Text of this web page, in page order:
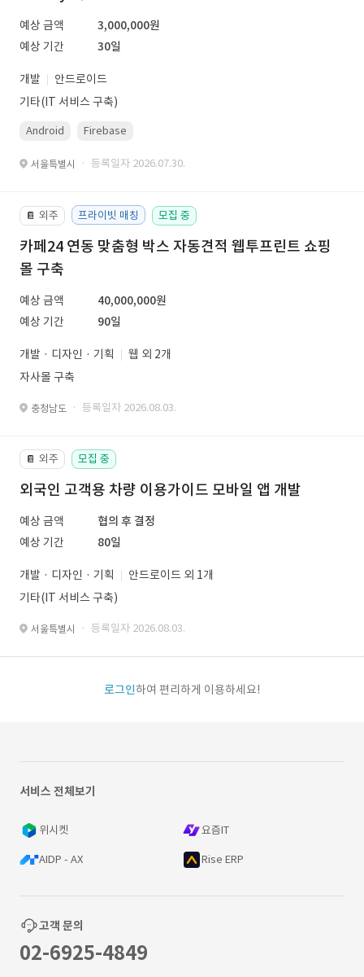
예상 금액
3,000,000원
예상 기간
30일
개발
안드로이드
기타(IT 서비스 구축)
Android Firebase
서울특별시 · 등록일자 2026.07.30.
📔 외주 프라이빗 매칭 모집 중
카페24 연동 맞춤형 박스 자동견적 웹투프린트 쇼핑
몰 구축
예상 금액
40,000,000원
예상 기간
90일
개발 · 디자인 · 기획
웹 외 2개
자사몰 구축
충청남도 · 등록일자 2026.08.03.
📔 외주 모집 중
외국인 고객용 차량 이용가이드 모바일 앱 개발
예상 금액
협의 후 결정
예상 기간
80일
개발 · 디자인 · 기획
안드로이드 외 1개
기타(IT 서비스 구축)
서울특별시 · 등록일자 2026.08.03.
로그인하여 편리하게 이용하세요!
서비스 전체보기
위시켓 요즘IT
AIDP - AX Rise ERP
고객 문의
02-6925-4849